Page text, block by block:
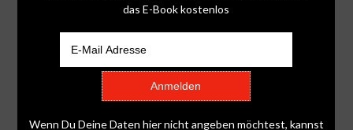
„Kalter Zwilling“ gewinnt Buchpreis auf der
Leipziger Buchmesse
von admin| 17. März 2014 Allgemein ,Kalter Zwilling